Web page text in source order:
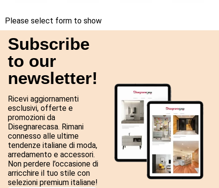
Please select form to show
Subscribe
to our
newsletter!
Ricevi aggiornamenti
esclusivi, offerte e
promozioni da
Disegnarecasa. Rimani
connesso alle ultime
tendenze italiane di moda,
arredamento e accessori.
Non perdere l’occasione di
arricchire il tuo stile con
selezioni premium italiane!